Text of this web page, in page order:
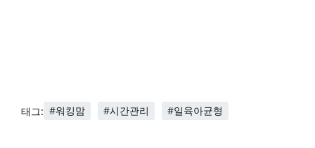
태그: #워킹맘 #시간관리 #일육아균형